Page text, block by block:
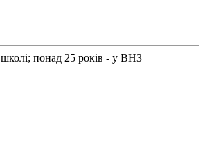
понад 25 років - у ВНЗ